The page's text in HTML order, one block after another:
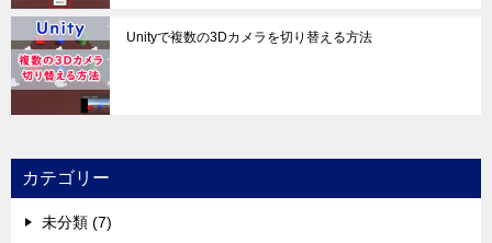
Unityで複数の3Dカメラを切り替える方法
カテゴリー
未分類 (7)